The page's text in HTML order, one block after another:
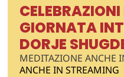
CELEBRAZIONI
GIORNATA
DORJE
MEDITAZIONE ANCHE
ANCHE IN STREAMING